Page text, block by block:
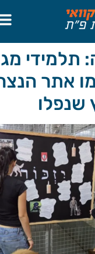
תלמידי
אתר
שנפלו